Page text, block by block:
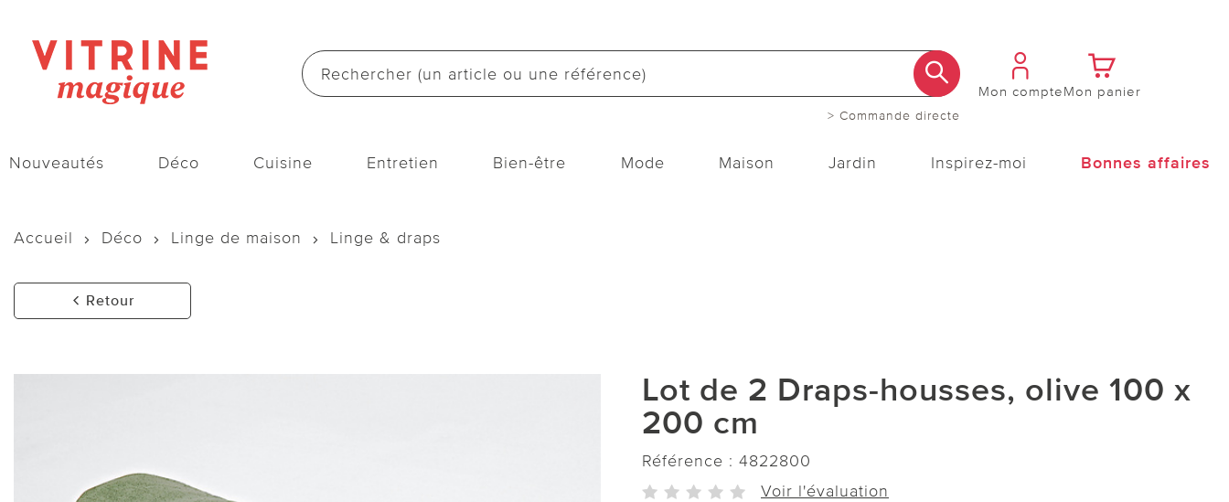
> Commande directe
Mon compteMon panier
Nouveautés Déco Cuisine Entretien Bien-être Mode Maison Jardin Inspirez-moi Bonnes affaires
Accueil Déco Linge de maison Linge & draps
Retour
Lot de 2 Draps-housses, olive 100 x
200 cm
Référence : 4822800
Voir l'évaluation